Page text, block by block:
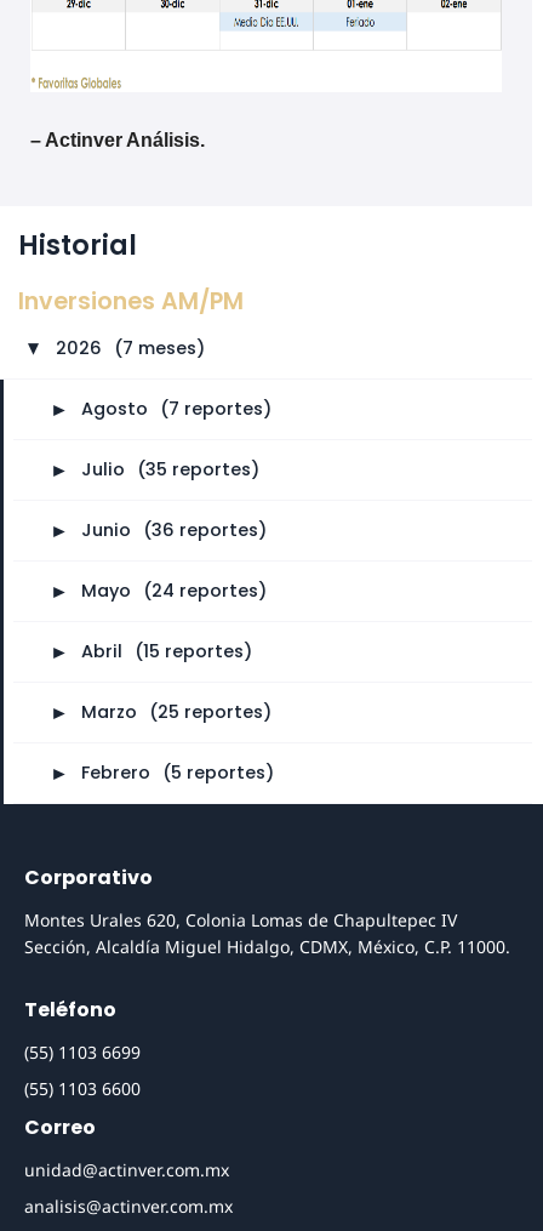
– Actinver Análisis.
Historial
Inversiones AM/PM
► 2026 (7 meses)
► Agosto (7 reportes)
► Julio (35 reportes)
► Junio (36 reportes)
► Mayo (24 reportes)
► Abril (15 reportes)
► Marzo (25 reportes)
► Febrero (5 reportes)
Corporativo
Montes Urales 620, Colonia Lomas de Chapultepec IV
Sección, Alcaldía Miguel Hidalgo, CDMX, México, C.P. 11000.
Teléfono
(55) 1103 6699
(55) 1103 6600
Correo
unidad@actinver.com.mx
analisis@actinver.com.mx